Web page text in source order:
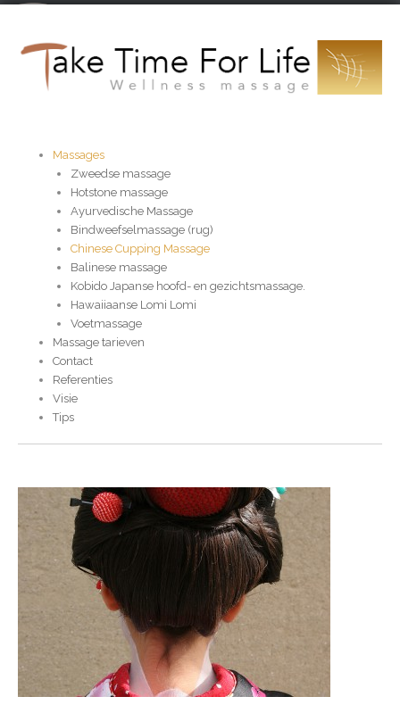
content
Massages
Zweedse massage
Hotstone massage
Ayurvedische Massage
Bindweefselmassage (rug)
Chinese Cupping Massage
Balinese massage
Kobido Japanse hoofd- en gezichtsmassage.
Hawaiiaanse Lomi Lomi
Voetmassage
Massage tarieven
Contact
Referenties
Visie
Tips